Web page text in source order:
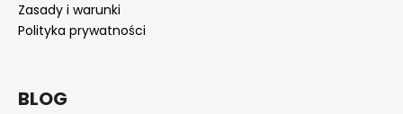
Zasady i warunki
Polityka prywatności
BLOG